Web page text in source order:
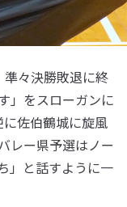
々決勝敗退に終
」をスローガンに
佐伯鶴城に旋風
レー県予選はノー
」と話すように一